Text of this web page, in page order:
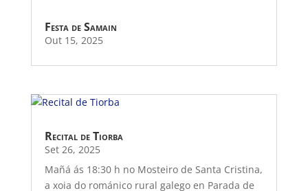
Festa de Samain
Out 15, 2025
Recital de Tiorba
Set 26, 2025
Mañá ás 18:30 h no Mosteiro de Santa Cristina,
a xoia do románico rural galego en Parada de